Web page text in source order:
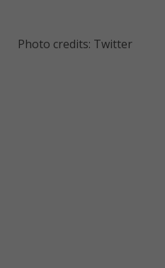
Photo credits: Twitter